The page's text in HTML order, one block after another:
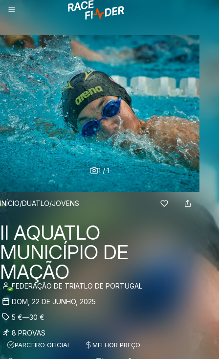
1/1
BREADCRUMBS
INÍCIO/DUATLO/JOVENS
II AQUATLO
MUNICÍPIO DE
MAÇÃO
FEDERAÇÃO DE TRIATLO DE PORTUGAL
DOM, 22 DE JUNHO, 2025
5 €—30 €
8 PROVAS
PARCEIRO OFICIAL MELHOR PREÇO